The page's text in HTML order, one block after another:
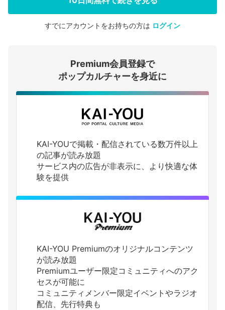
会員登録する
ログインする
すでにアカウントをお持ちの方は ログイン
Premium会員登録で
ポップカルチャーを身近に
KAI-YOUで掲載・配信されている数万件以上
の記事が読み放題
サービス内の広告が非表示に、より快適な体
験を提供
KAI-YOU Premiumのオリジナルコンテンツ
が読み放題
Premiumユーザー限定コミュニティへのアク
セスが可能に
コミュニティメンバー限定イベントやラジオ
配信、先行特典も